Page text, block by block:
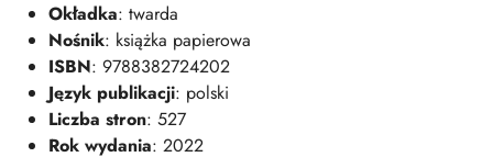
Okładka: twarda
Nośnik: książka papierowa
ISBN: 9788382724202
Język publikacji: polski
Liczba stron: 527
Rok wydania: 2022